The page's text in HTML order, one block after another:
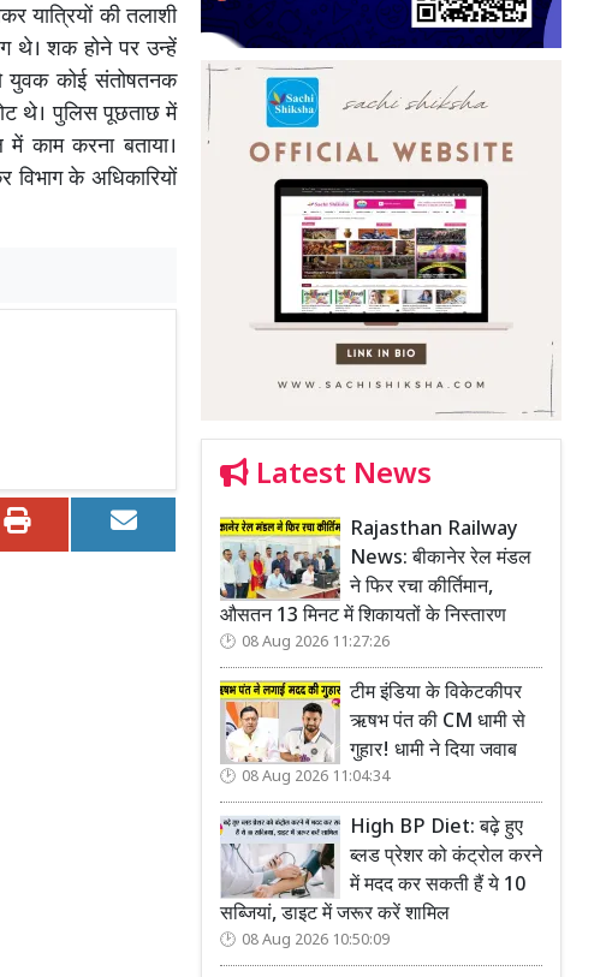
यात्रियों की तलाशी
थे। शक होने पर उन्हें
युवक कोई संतोषतनक
थे। पुलिस पूछताछ में
काम करना बताया।
के अधिकारियों
Latest News
Rajasthan Railway
News: बीकानेर रेल मंडल
ने फिर रचा कीर्तिमान,
औसतन 13 मिनट में शिकायतों के निस्तारण
08 Aug 2026 11:27:26
टीम इंडिया के विकेटकीपर
ऋषभ पंत की CM धामी से
गुहार! धामी ने दिया जवाब
08 Aug 2026 11:04:34
High BP Diet: बढ़े हुए
ब्लड प्रेशर को कंट्रोल करने
में मदद कर सकती हैं ये 10
सब्जियां, डाइट में जरूर करें शामिल
08 Aug 2026 10:50:09